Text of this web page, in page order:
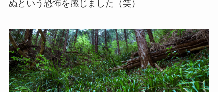
ぬという恐怖を感じました（笑）